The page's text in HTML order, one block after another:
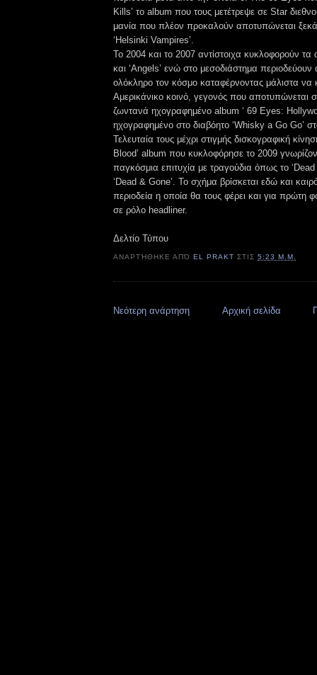
Kills’ το album που τους μετέτρεψε σε Star
μανία που πλέον προκαλούν αποτυπώνεται
‘Helsinki Vampires’.
To 2004 και το 2007 αντίστοιχα κυκλοφορούν τα
και ‘Angels’ ενώ στο μεσοδιάστημα
ολόκληρο τον κόσμο καταφέρνοντας μάλιστα να
Αμερικάνικο κοινό, γεγονός που αποτυπώνεται
ζωντανά ηχογραφημένο album ‘ 69 Eyes:
ηχογραφημένο στο διαβόητο ‘Whisky a Go Go’
Τελευταία τους μέχρι στιγμής δισκογραφική
Blood’ album που κυκλοφόρησε το 2009
παγκόσμια επιτυχία με τραγούδια όπως το
‘Dead & Gone’. To σχήμα βρίσκεται εδώ και
περιοδεία η οποία θα τους φέρει και για
σε ρόλο headliner.
Δελτίο Τύπου
ΑΝΑΡΤΉΘΗΚΕ ΑΠΌEL PRAKT ΣΤΙΣ5:23 Μ.Μ.
Νεότερη ανάρτηση Αρχική σελίδα